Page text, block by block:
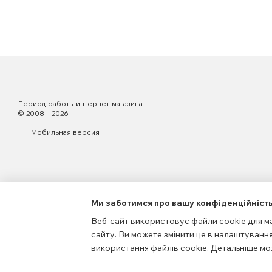
Период работы интернет-магазина
© 2008—2026
Мобильная версия
Ми заботимся про вашу
Веб-сайт використовує файли cookie для
сайту. Ви можете змінити це в
використання файлів cookie. Детальніше